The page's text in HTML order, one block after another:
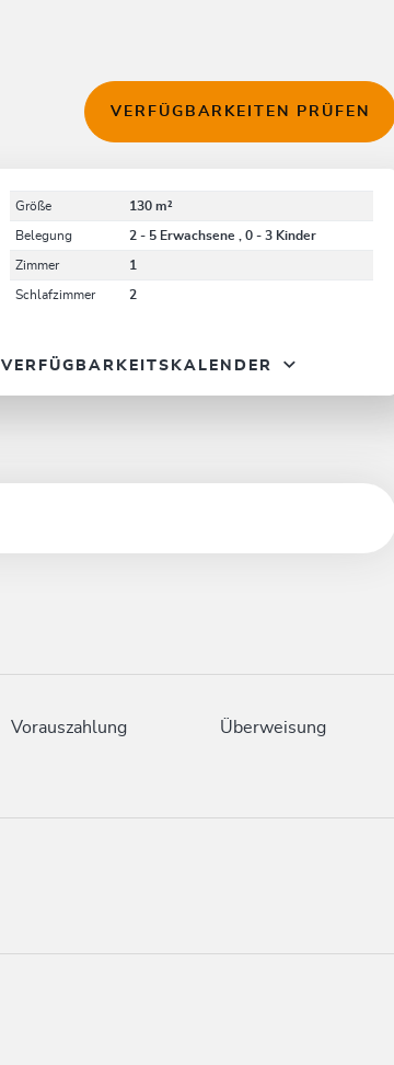
VERFÜGBARKEITEN PRÜFEN
Größe 130 m²
Belegung 2 - 5 Erwachsene , 0 - 3 Kinder
Zimmer 1
Schlafzimmer 2
VERFÜGBARKEITSKALENDER
Vorauszahlung
Überweisung